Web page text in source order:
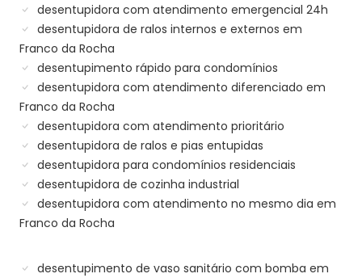
desentupidora com atendimento emergencial 24h
desentupidora de ralos internos e externos em
Franco da Rocha
desentupimento rápido para condomínios
desentupidora com atendimento diferenciado em
Franco da Rocha
desentupidora com atendimento prioritário
desentupidora de ralos e pias entupidas
desentupidora para condomínios residenciais
desentupidora de cozinha industrial
desentupidora com atendimento no mesmo dia em
Franco da Rocha
desentupimento de vaso sanitário com bomba em